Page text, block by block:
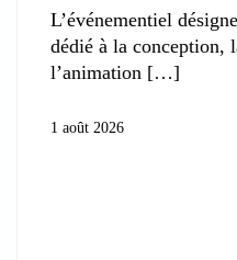
L’événementiel
dédié à la conception,
l’animation
1 août 2026